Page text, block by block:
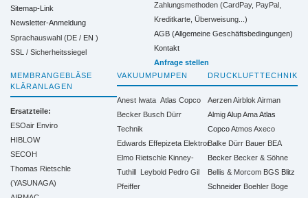
Sitemap-Link
Newsletter-Anmeldung
Sprachauswahl (DE / EN )
SSL / Sicherheitssiegel
Zahlungsmethoden (CardPay, PayPal,
Kreditkarte, Überweisung...)
AGB (Allgemeine Geschäftsbedingungen)
Kontakt
Anfrage stellen
MEMBRANGEBLÄSE
KLÄRANLAGEN
Ersatzteile:
ESOair Enviro
HIBLOW
SECOH
Thomas Rietschle
(YASUNAGA)
VAKUUMPUMPEN
Anest Iwata Atlas Copco
Becker Busch Dürr
Technik
Edwards Effepizeta Elektror
Elmo Rietschle Kinney-
Tuthill Leybold Pedro Gil
Pfeiffer
DRUCKLUFTTECHNIK
AerzenAirblok Airman
Almig Alup Ama Atlas
Copco Atmos Axeco
Balke Dürr Bauer BEA
Becker Becker & Söhne
Bellis & Morcom BGS Blitz
Schneider Boehler Boge